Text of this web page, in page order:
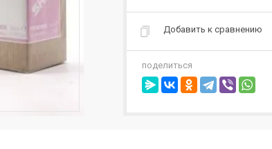
Добавить к сравнению
поделиться